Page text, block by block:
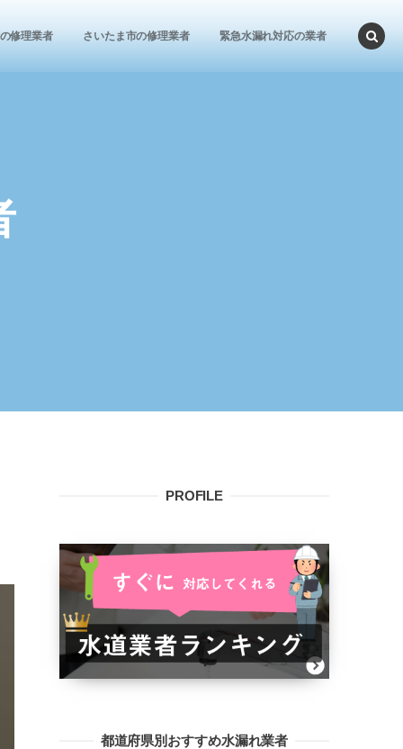
修理業者 さいたま市の修理業者 緊急水漏れ対応の業者
PROFILE
都道府県別おすすめ水漏れ業者